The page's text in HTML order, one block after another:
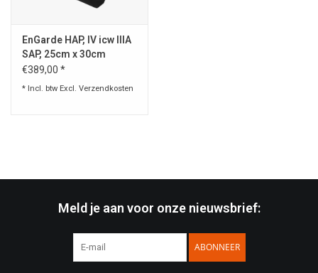
WAPENS
EnGarde HAP, IV icw IIIA
SAP, 25cm x 30cm
€389,00 *
* Incl. btw Excl. Verzendkosten
Meld je aan voor onze nieuwsbrief:
ABONNEER